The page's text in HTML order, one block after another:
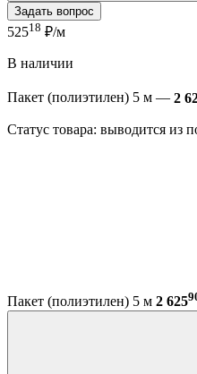
Задать вопрос
52518 ₽/м
В наличии
Пакет (полиэтилен) 5 м — 2
Статус товара: выводится из
Пакет (полиэтилен) 5 м 2 625